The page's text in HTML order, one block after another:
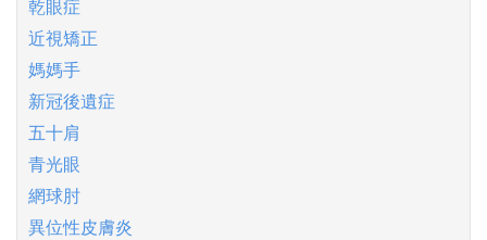
乾眼症
近視矯正
媽媽手
新冠後遺症
五十肩
青光眼
網球肘
異位性皮膚炎